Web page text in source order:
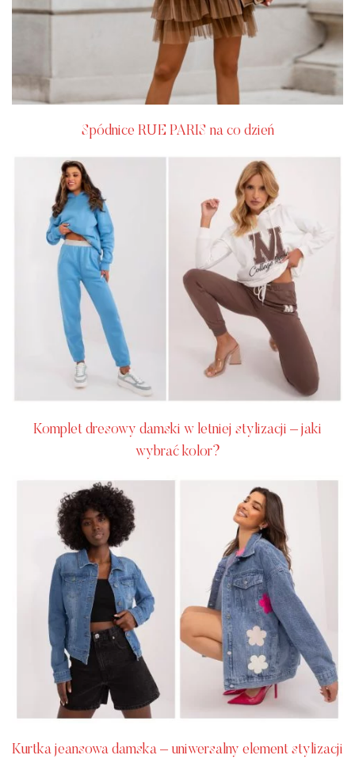
Spódnice RUE PARIS na co dzień
Komplet dresowy damski w letniej stylizacji – jaki
wybrać kolor?
Kurtka jeansowa damska – uniwersalny element stylizacji